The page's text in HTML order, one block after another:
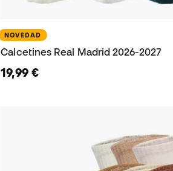
NOVEDAD
Calcetines Real Madrid 2026-2027
19,99 €